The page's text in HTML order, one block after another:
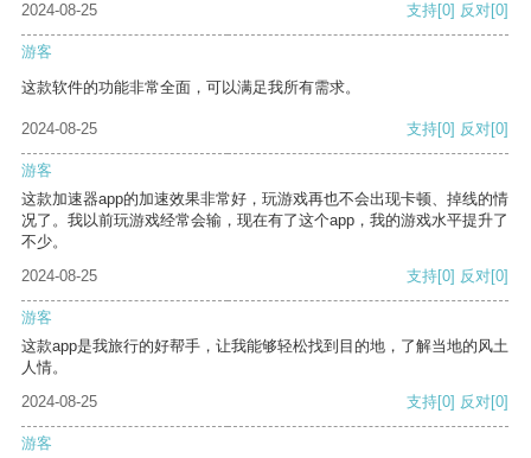
2024-08-25 支持[0] 反对[0]
游客
这款软件的功能非常全面，可以满足我所有需求。
2024-08-25 支持[0] 反对[0]
游客
这款加速器app的加速效果非常好，玩游戏再也不会出现卡顿、掉线的情
况了。我以前玩游戏经常会输，现在有了这个app，我的游戏水平提升了
不少。
2024-08-25
支持[0] 反对[0]
游客
这款app是我旅行的好帮手，让我能够轻松找到目的地，了解当地的风土
人情。
2024-08-25
支持[0] 反对[0]
游客